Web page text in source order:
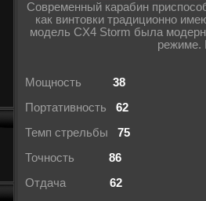
Современный карабин
как винтовки традиционно
модель CX4 Storm была
режиме.
Мощность 38
Портативность 62
Темп стрельбы 75
Точность 86
Отдача 62